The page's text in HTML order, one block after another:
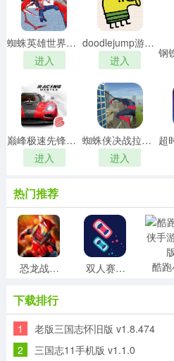
蜘蛛英雄世界游戏安装包
进入
doodlejump游戏正版
进入
巅峰极速先锋服最新版
进入
蜘蛛侠决战拉斯维加斯最新免费版
进入
热门推荐
恐龙战队传奇战役最新免费版 双人赛车3d手游免费版
暴力街区2游戏绿色版 极品飞车ol游戏官方版
下载排行
1 老版三国志怀旧版 v1.8.474
2 三国志11手机版 v1.1.0